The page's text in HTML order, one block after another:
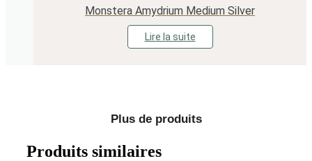
Monstera Amydrium Medium Silver
Lire la suite
Plus de produits
Produits similaires